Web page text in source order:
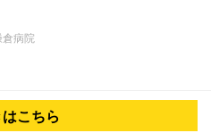
病院
こちら